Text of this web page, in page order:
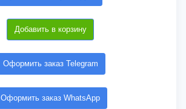
Добавить в корзину
Оформить заказ Telegram
Оформить заказ WhatsApp